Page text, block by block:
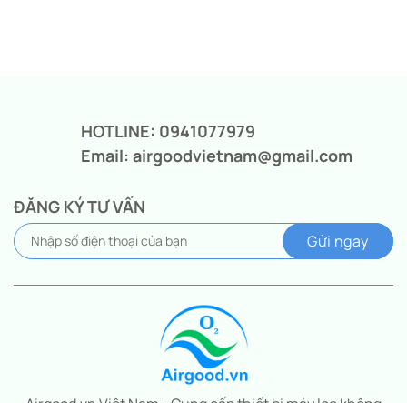
HOTLINE: 0941077979
Email: airgoodvietnam@gmail.com
ĐĂNG KÝ TƯ VẤN